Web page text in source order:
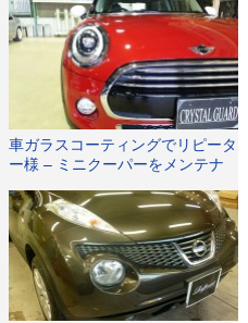
車ガラスコーティングでリピータ
ー様 – ミニクーパーをメンテナ